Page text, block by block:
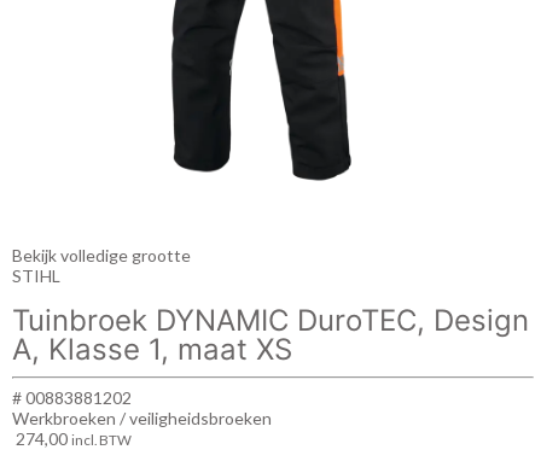
Bekijk volledige grootte
STIHL
Tuinbroek DYNAMIC DuroTEC, Design
A, Klasse 1, maat XS
# 00883881202
Werkbroeken / veiligheidsbroeken
274,00 incl. BTW